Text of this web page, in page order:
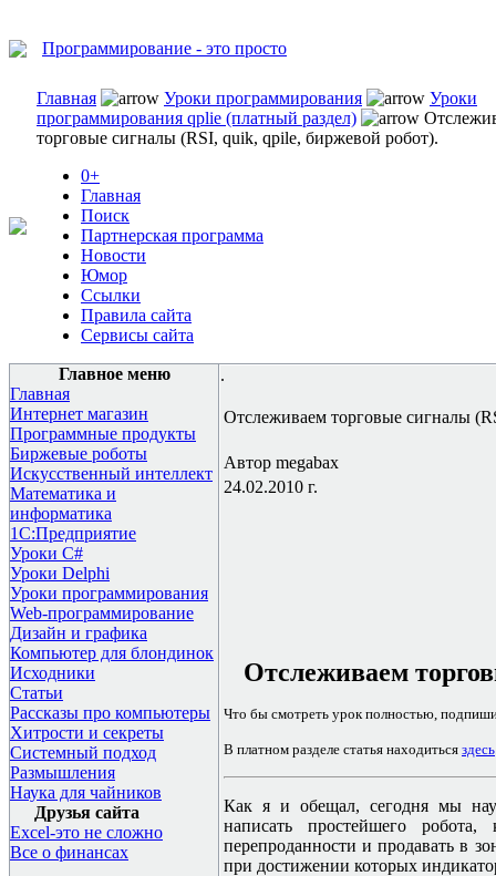
Программирование - это просто
Главная Уроки программирования
Уроки
программирования qplie (платный раздел)
торговые сигналы (RSI, quik, qpile, биржевой робот).
0+
Главная
Поиск
Партнерская программа
Новости
Юмор
Ссылки
Правила сайта
Сервисы сайта
Главное меню
Главная
Интернет магазин
Программные продукты
Биржевые роботы
Искусственный интеллект
Математика и
информатика
1С:Предприятие
Уроки C#
Уроки Delphi
Уроки программирования
Web-программирование
Дизайн и графика
Компьютер для блондинок
Исходники
Статьи
Рассказы про компьютеры
Хитрости и секреты
Системный подход
Размышления
Наука для чайников
Друзья сайта
Excel-это не сложно
Все о финансах
.
Отслеживаем торговые сигналы
Автор megabax
24.02.2010 г.
Отслеживаем
Что бы смотреть урок полностью,
В платном разделе статья находиться здесь
Как я и обещал, сегодня мы
написать простейшего
перепроданности и продавать в
при достижении которых